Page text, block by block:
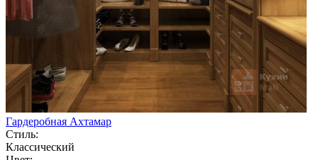
Гардеробная Ахтамар
Стиль:
Классический